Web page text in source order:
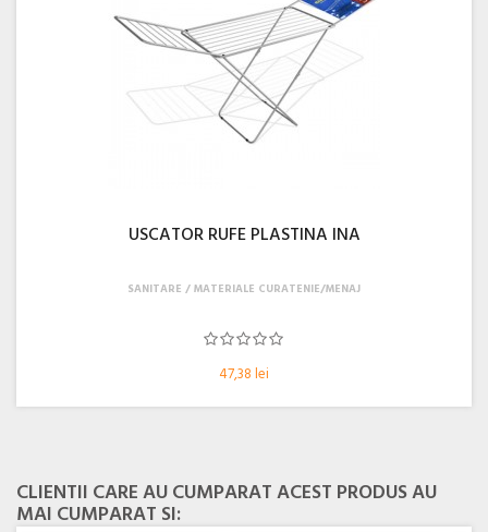
USCATOR RUFE PLASTINA INA
47,38 lei
SANITARE MATERIALE CURATENIE/MENAJ
CLIENTII CARE AU CUMPARAT ACEST PRODUS AU
MAI CUMPARAT SI: